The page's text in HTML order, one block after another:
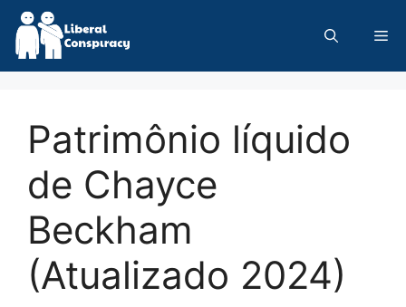
Skip
content
Patrimônio líquido
de Chayce
Beckham
(Atualizado 2024)